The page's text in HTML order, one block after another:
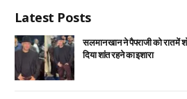
Latest Posts
सलमान खान ने पैपराजी को रात में
दिया शांत रहने का इशारा